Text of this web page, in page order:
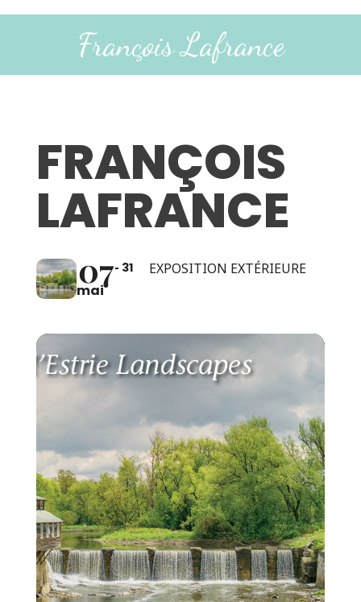
François Lafrance
FRANÇOIS
LAFRANCE
07
mai
31 EXPOSITION EXTÉRIEURE